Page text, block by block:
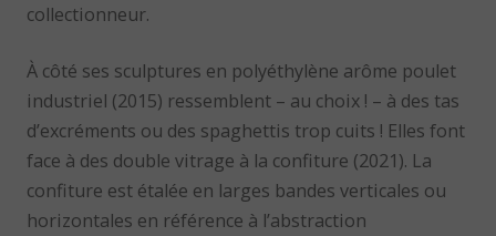
collectionneur.
À côté ses sculptures en polyéthylène arôme poulet
industriel (2015) ressemblent – au choix ! – à des tas
d’excréments ou des spaghettis trop cuits ! Elles font
face à des double vitrage à la confiture (2021). La
confiture est étalée en larges bandes verticales ou
horizontales en référence à l’abstraction